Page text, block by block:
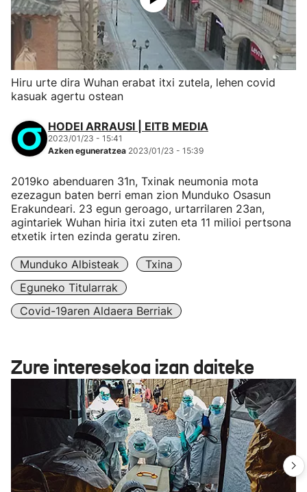
Hiru urte dira Wuhan erabat itxi zutela, lehen covid
kasuak agertu ostean
HODEI ARRAUSI | EITB MEDIA
2023/01/23 - 15:41
Azken eguneratzea 2023/01/23 - 15:39
2019ko abenduaren 31n, Txinak neumonia mota
ezezagun baten berri eman zion Munduko Osasun
Erakundeari. 23 egun geroago, urtarrilaren 23an,
agintariek Wuhan hiria itxi zuten eta 11 milioi pertsona
etxetik irten ezinda geratu ziren.
Munduko Albisteak
Txina
Eguneko Titularrak
Covid-19aren Aldaera Berriak
Zure interesekoa izan daiteke